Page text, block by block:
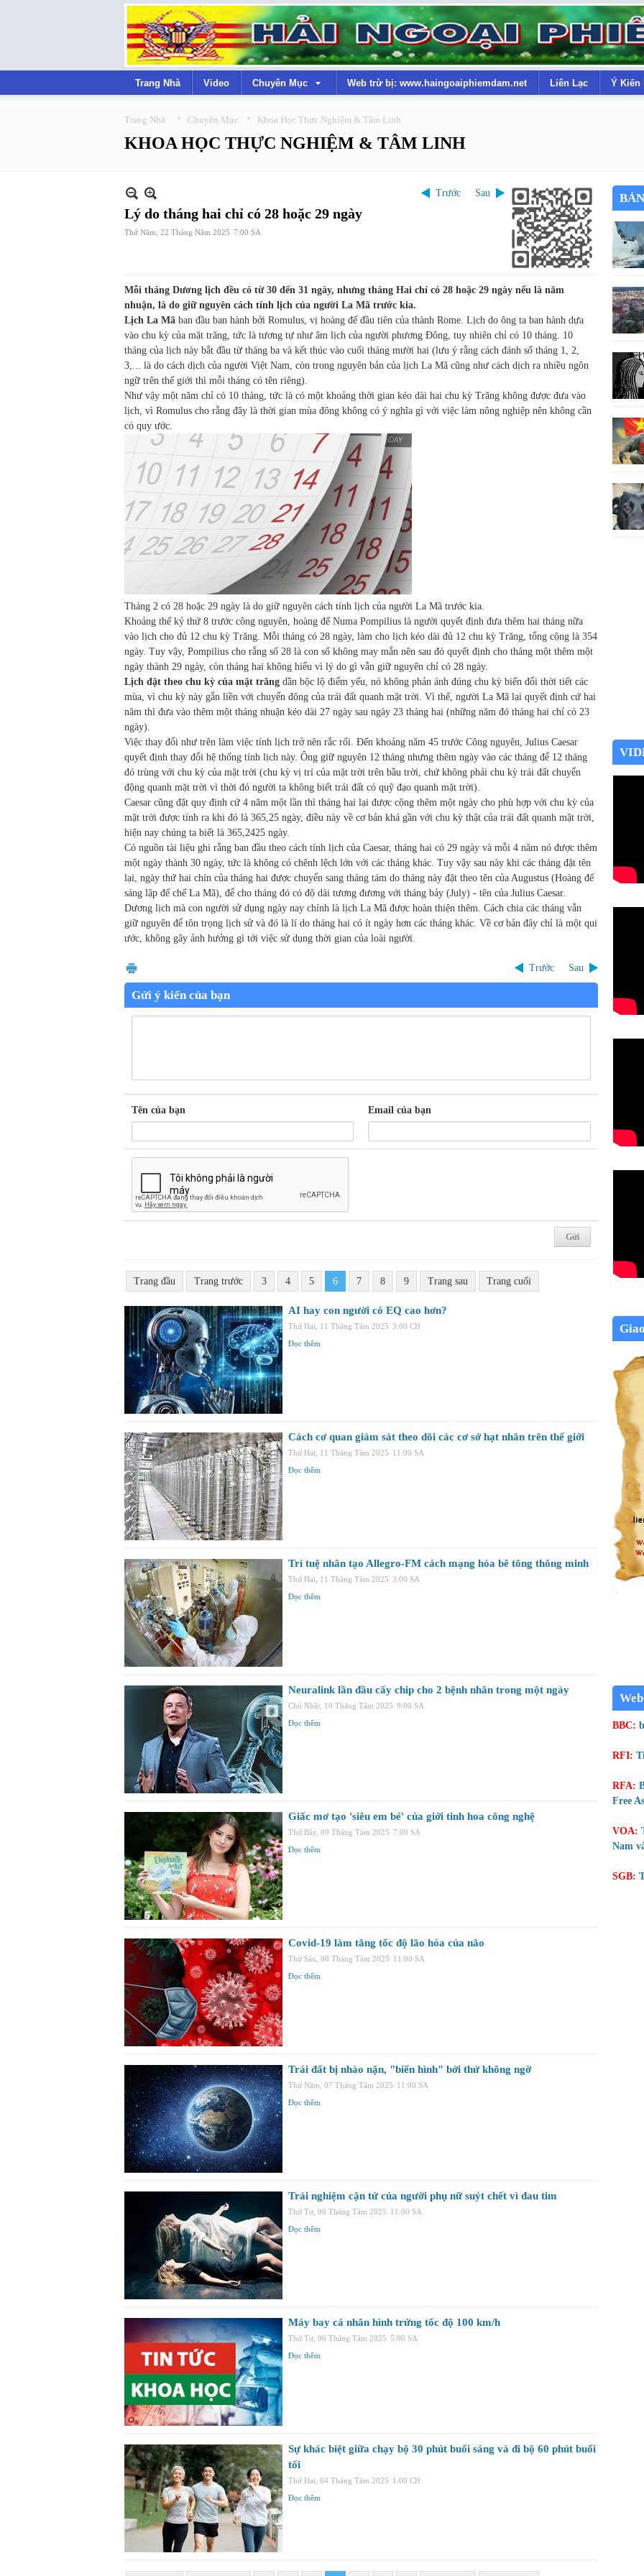
Trang Nhà Video Chuyên Mục Web trừ bị: www.haingoaiphiemdam.net Liên Lạc Ý Kiến
Trang Nhà › Chuyên Mục › Khoa Học Thực Nghiệm & Tâm Linh
KHOA HỌC THỰC NGHIỆM & TÂM LINH
Trước Sau
Lý do tháng hai chỉ có 28 hoặc 29 ngày
Thứ Năm, 22 Tháng Năm 2025 7:00 SA
Mỗi tháng Dương lịch đều có từ 30 đến 31 ngày, nhưng tháng Hai chỉ có 28 hoặc 29 ngày nếu là năm
nhuận, là do giữ nguyên cách tính lịch của người La Mã trước kia.
Lịch La Mã ban đầu ban hành bởi Romulus, vị hoàng đế đầu tiên của thành Rome. Lịch do ông ta ban hành dựa
vào chu kỳ của mặt trăng, tức là tương tự như âm lịch của người phương Đông, tuy nhiên chỉ có 10 tháng. 10
tháng của lịch này bắt đầu từ tháng ba và kết thúc vào cuối tháng mười hai (lưu ý rằng cách đánh số tháng 1, 2,
3,... là do cách dịch của người Việt Nam, còn trong nguyên bản của lịch La Mã cũng như cách dịch ra nhiều ngôn
ngữ trên thế giới thì mỗi tháng có tên riêng).
Như vậy một năm chỉ có 10 tháng, tức là có một khoảng thời gian kéo dài hai chu kỳ Trăng không được đưa vào
lịch, vì Romulus cho rằng đây là thời gian mùa đông không có ý nghĩa gì với việc làm nông nghiệp nên không cần
có quy ước.
Tháng 2 có 28 hoặc 29 ngày là do giữ nguyên cách tính lịch của người La Mã trước kia.
Khoảng thế kỷ thứ 8 trước công nguyên, hoàng đế Numa Pompilius là người quyết định đưa thêm hai tháng nữa
vào lịch cho đủ 12 chu kỳ Trăng. Mỗi tháng có 28 ngày, làm cho lịch kéo dài đủ 12 chu kỳ Trăng, tổng cộng là 354
ngày. Tuy vậy, Pompilius cho rằng số 28 là con số không may mắn nên sau đó quyết định cho tháng một thêm một
ngày thành 29 ngày, còn tháng hai không hiểu vì lý do gì vẫn giữ nguyên chỉ có 28 ngày.
Lịch đặt theo chu kỳ của mặt trăng dần bộc lộ điểm yếu, nó không phản ánh đúng chu kỳ biến đổi thời tiết các
mùa, vì chu kỳ này gắn liền với chuyển động của trái đất quanh mặt trời. Vì thế, người La Mã lại quyết định cứ hai
năm thì đưa vào thêm một tháng nhuận kéo dài 27 ngày sau ngày 23 tháng hai (những năm đó tháng hai chỉ có 23
ngày).
Việc thay đổi như trên làm việc tính lịch trở nên rắc rối. Đến khoảng năm 45 trước Công nguyên, Julius Caesar
quyết định thay đổi hệ thống tính lịch này. Ông giữ nguyên 12 tháng nhưng thêm ngày vào các tháng để 12 tháng
đó trùng với chu kỳ của mặt trời (chu kỳ vị trí của mặt trời trên bầu trời, chứ không phải chu kỳ trái đất chuyển
động quanh mặt trời vì thời đó người ta không biết trái đất có quỹ đạo quanh mặt trời).
Caesar cũng đặt quy định cứ 4 năm một lần thì tháng hai lại được cộng thêm một ngày cho phù hợp với chu kỳ của
mặt trời được tính ra khi đó là 365,25 ngày, điều này về cơ bản khá gần với chu kỳ thật của trái đất quanh mặt trời,
hiện nay chúng ta biết là 365,2425 ngày.
Có nguồn tài liệu ghi rằng ban đầu theo cách tính lịch của Caesar, tháng hai có 29 ngày và mỗi 4 năm nó được thêm
một ngày thành 30 ngày, tức là không có chênh lệch lớn với các tháng khác. Tuy vậy sau này khi các tháng đặt tên
lại, ngày thứ hai chín của tháng hai được chuyển sang tháng tám do tháng này đặt theo tên của Augustus (Hoàng đế
sáng lập đế chế La Mã), để cho tháng đó có độ dài tương đương với tháng bảy (July) - tên của Julius Caesar.
Dương lịch mà con người sử dụng ngày nay chính là lịch La Mã được hoàn thiện thêm. Cách chia các tháng vẫn
giữ nguyên để tôn trọng lịch sử và đó là lí do tháng hai có ít ngày hơn các tháng khác. Về cơ bản đây chỉ là một qui
ước, không gây ảnh hưởng gì tới việc sử dụng thời gian của loài người.
Trước Sau
Gửi ý kiến của bạn
Tên của bạn Email của bạn
Trang đầu Trang trước 3 4 5 6 7 8 9 Trang sau Trang cuối
AI hay con người có EQ cao hơn?
Thứ Hai, 11 Tháng Tám 2025 3:00 CH
Đọc thêm
Cách cơ quan giám sát theo dõi các cơ sở hạt nhân trên thế giới
Thứ Hai, 11 Tháng Tám 2025 11:00 SA
Đọc thêm
Trí tuệ nhân tạo Allegro-FM cách mạng hóa bê tông thông minh
Thứ Hai, 11 Tháng Tám 2025 3:00 SA
Đọc thêm
Neuralink lần đầu cấy chip cho 2 bệnh nhân trong một ngày
Chủ Nhật, 10 Tháng Tám 2025 9:00 SA
Đọc thêm
Giấc mơ tạo 'siêu em bé' của giới tinh hoa công nghệ
Thứ Bảy, 09 Tháng Tám 2025 7:00 SA
Đọc thêm
Covid-19 làm tăng tốc độ lão hóa của não
Thứ Sáu, 08 Tháng Tám 2025 11:00 SA
Đọc thêm
Trái đất bị nhào nặn, "biến hình" bởi thứ không ngờ
Thứ Năm, 07 Tháng Tám 2025 11:00 SA
Đọc thêm
Trải nghiệm cận tử của người phụ nữ suýt chết vì đau tim
Thứ Tư, 06 Tháng Tám 2025 11:00 SA
Đọc thêm
Máy bay cá nhân hình trứng tốc độ 100 km/h
Thứ Tư, 06 Tháng Tám 2025 5:00 SA
Đọc thêm
Sự khác biệt giữa chạy bộ 30 phút buổi sáng và đi bộ 60 phút buổi
tối
Thứ Hai, 04 Tháng Tám 2025 1:00 CH
Đọc thêm
BBC:
RFI:
RFA:
Free
VOA:
Nam
SGB: